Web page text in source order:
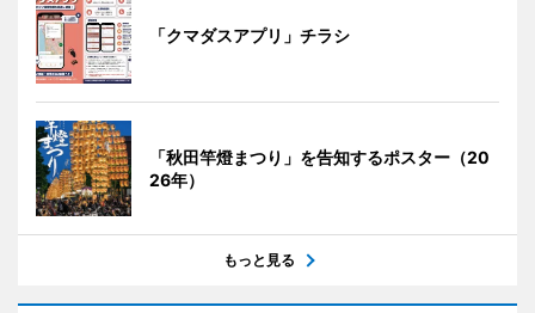
「クマダスアプリ」チラシ
「秋田竿燈まつり」を告知するポスター（20
26年）
もっと見る